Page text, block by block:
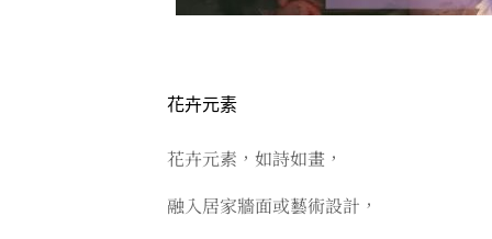
花卉元素
花卉元素，如詩如畫，
融入居家牆面或藝術設計，